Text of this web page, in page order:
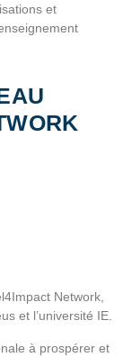
et
Network,
et l’université IE.
à prospérer et